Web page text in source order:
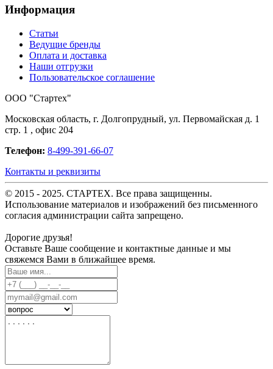
Информация
Статьи
Ведущие бренды
Оплата и доставка
Наши отгрузки
Пользовательское соглашение
OOO "Стартех"
Московская область, г. Долгопрудный, ул. Первомайская д. 1
стр. 1 , офис 204
Телефон: 8-499-391-66-07
Контакты и реквизиты
© 2015 - 2025. СТАРТЕХ. Все права защищенны.
Использование материалов и изображений без письменного
согласия администрации сайта запрещено.
Дорогие друзья!
Оставьте Ваше сообщение и контактные данные и мы
свяжемся Вами в ближайшее время.